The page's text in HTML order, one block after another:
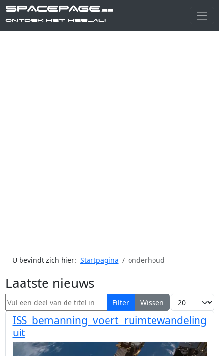
SPACEPAGE.be
Ontdek het heelal!
U bevindt zich hier: Startpagina onderhoud
Laatste nieuws
Vul een deel van de titel in Filter Wissen Toon #
ISS bemanning voert ruimtewandeling
uit